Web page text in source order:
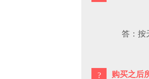
答：按
购买之后